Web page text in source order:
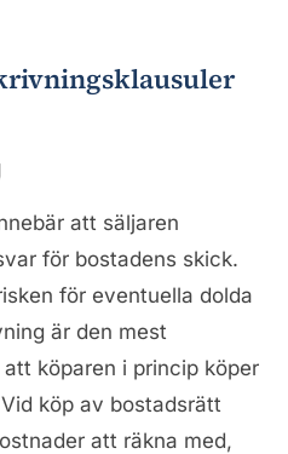
att säljaren
för bostadens skick.
för eventuella dolda
är den mest
köparen i princip köper
köp av bostadsrätt
att räkna med,